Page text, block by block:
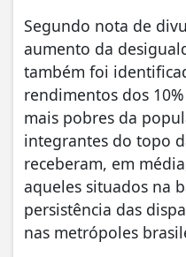
Segundo nota de
aumento da
também foi
rendimentos dos
mais pobres da
integrantes do topo
receberam, em
aqueles situados na
persistência das
nas metrópoles